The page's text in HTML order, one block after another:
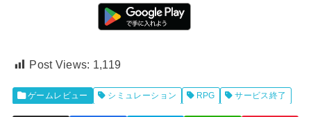
Post Views: 1,119
ゲームレビュー シミュレーション RPG サービス終了